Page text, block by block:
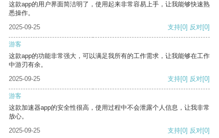
这款app的用户界面简洁明了，使用起来非常容易上手，让我能够快速熟
悉操作。
2025-09-25
支持[0] 反对[0]
游客
这款app的功能非常强大，可以满足我所有的工作需求，让我能够在工作
中游刃有余。
2025-09-25
支持[0] 反对[0]
游客
这款加速器app的安全性很高，使用过程中不会泄露个人信息，让我非常
放心。
2025-09-25
支持[0] 反对[0]